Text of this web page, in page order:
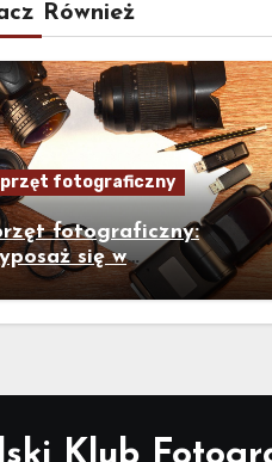
Również
fotograficzny
fotograficzny:
się w
narzędzia, by
wyjątkowe chwile